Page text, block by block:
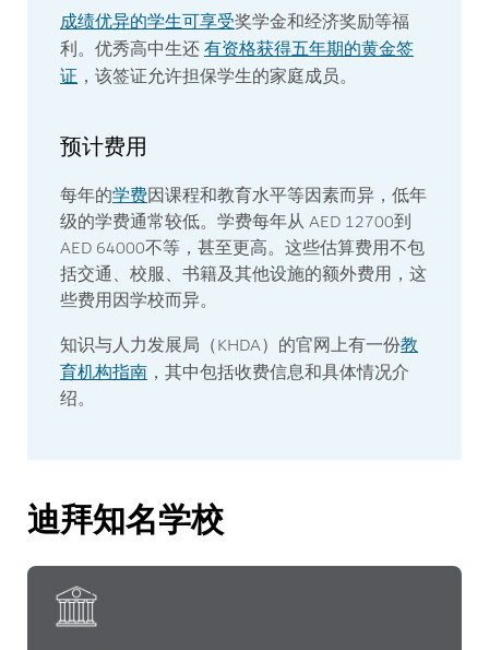
成绩优异的学生可享受奖学金和经济奖励等福
利。优秀高中生还有资格获得五年期的黄金签
证 ，该签证允许担保学生的家庭成员。
预计费用
每年的学费因课程和教育水平等因素而异，低年
级的学费通常较低。学费每年从 AED 12700到
AED 64000不等，甚至更高。这些估算费用不包
括交通、校服、书籍及其他设施的额外费用，这
些费用因学校而异。
知识与人力发展局（KHDA）的官网上有一份教
育机构指南 ，其中包括收费信息和具体情况介
绍。
迪拜知名学校